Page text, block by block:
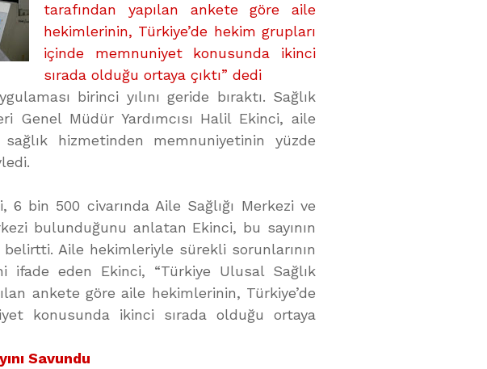
tarafından yapılan ankete göre aile
hekimlerinin, Türkiye’de hekim grupları
içinde memnuniyet konusunda ikinci
sırada olduğu ortaya çıktı” dedi
birinci yılını geride bıraktı. Sağlık
Genel Müdür Yardımcısı Halil Ekinci, aile
hizmetinden memnuniyetinin yüzde
6 bin 500 civarında Aile Sağlığı Merkezi ve
bulunduğunu anlatan Ekinci, bu sayının
belirtti. Aile hekimleriyle sürekli sorunlarının
ifade eden Ekinci, “Türkiye Ulusal Sağlık
ankete göre aile hekimlerinin, Türkiye’de
konusunda ikinci sırada olduğu ortaya
Savundu